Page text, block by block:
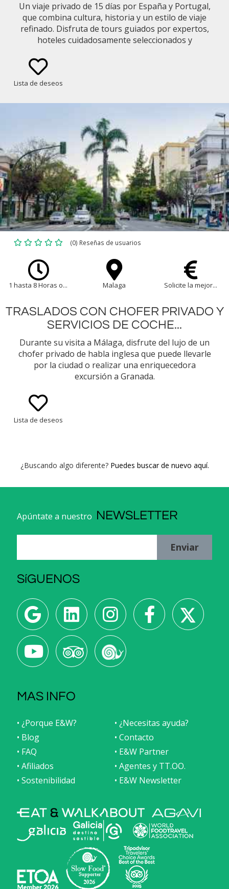
Un viaje privado de 15 días por España y Portugal,
que combina cultura, historia y un estilo de viaje
refinado. Disfruta de tours guiados por expertos,
hoteles cuidadosamente seleccionados y
y el valle del Duero, todo perfectamente
Lista de deseos
(0) Reseñas de usuarios
1 hasta 8 Horas o... Malaga Solicite la mejor...
TRASLADOS CON CHOFER PRIVADO Y
SERVICIOS DE COCHE...
Durante su visita a Málaga, disfrute del lujo de un
chofer privado de habla inglesa que puede llevarle
por la ciudad o realizar una enriquecedora
excursión a Granada.
Lista de deseos
¿Buscando algo diferente? Puedes buscar de nuevo aquí.
Apúntate a nuestro NEWSLETTER
Enviar
SíGUENOS
MAS INFO
• ¿Porque E&W?
• ¿Necesitas ayuda?
• Blog
• Contacto
• FAQ
• E&W Partner
• Afiliados
• Agentes y TT.OO.
• Sostenibilidad
• E&W Newsletter